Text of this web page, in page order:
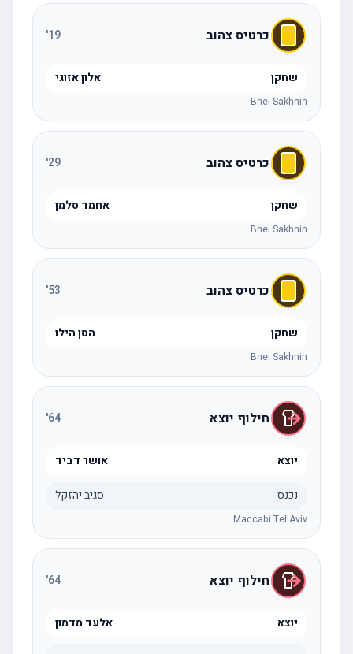
כרטיס צהוב 19
'
שחקן אלון אזוגי
Bnei Sakhnin
כרטיס צהוב 29
'
שחקן אחמד סלמן
Bnei Sakhnin
כרטיס צהוב 53
'
שחקן הסן הילו
Bnei Sakhnin
חילוף יוצא 64
'
יוצא אושר דביד
נכנס סגיב יהזקל
Maccabi Tel Aviv
חילוף יוצא 64
'
יוצא אלעד מדמון